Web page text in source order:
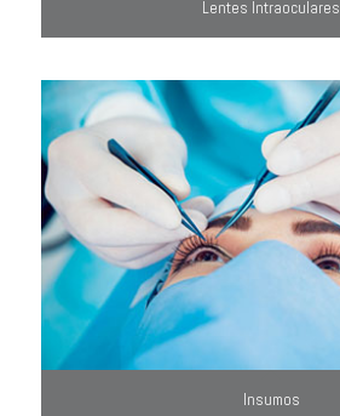
Lentes Intraoculares
Insumos